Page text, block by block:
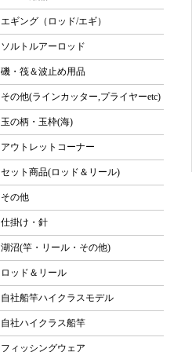
エギング（ロッド/エギ）
ソルトルアーロッド
磯・筏＆波止め用品
その他(ラインカッター,プライヤーetc)
玉の柄・玉枠(海)
アウトレットコーナー
セット商品(ロッド＆リール)
その他
仕掛け・針
湖沼(竿・リール・その他)
ロッド＆リール
自社船竿ハイクラスモデル
自社ハイクラス船竿
フィッシングウェア